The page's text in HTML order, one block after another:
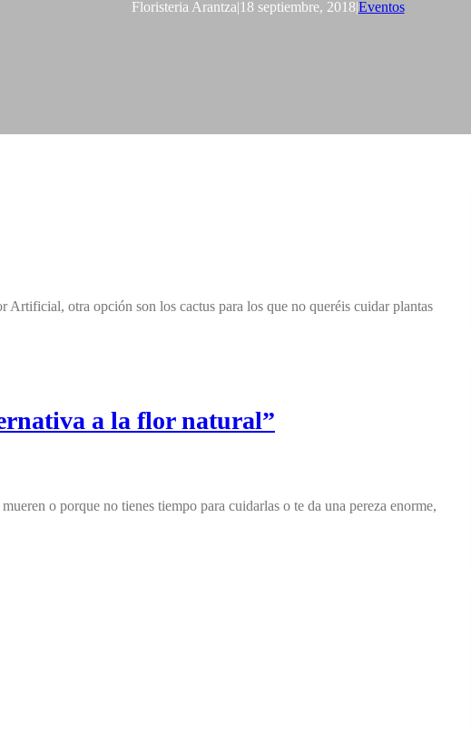
Floristeria Arantza|18 septiembre, 2018|Eventos
Artificial, otra opción son los cactus para los que no queréis cuidar plantas
a la flor natural”
o porque no tienes tiempo para cuidarlas o te da una pereza enorme,